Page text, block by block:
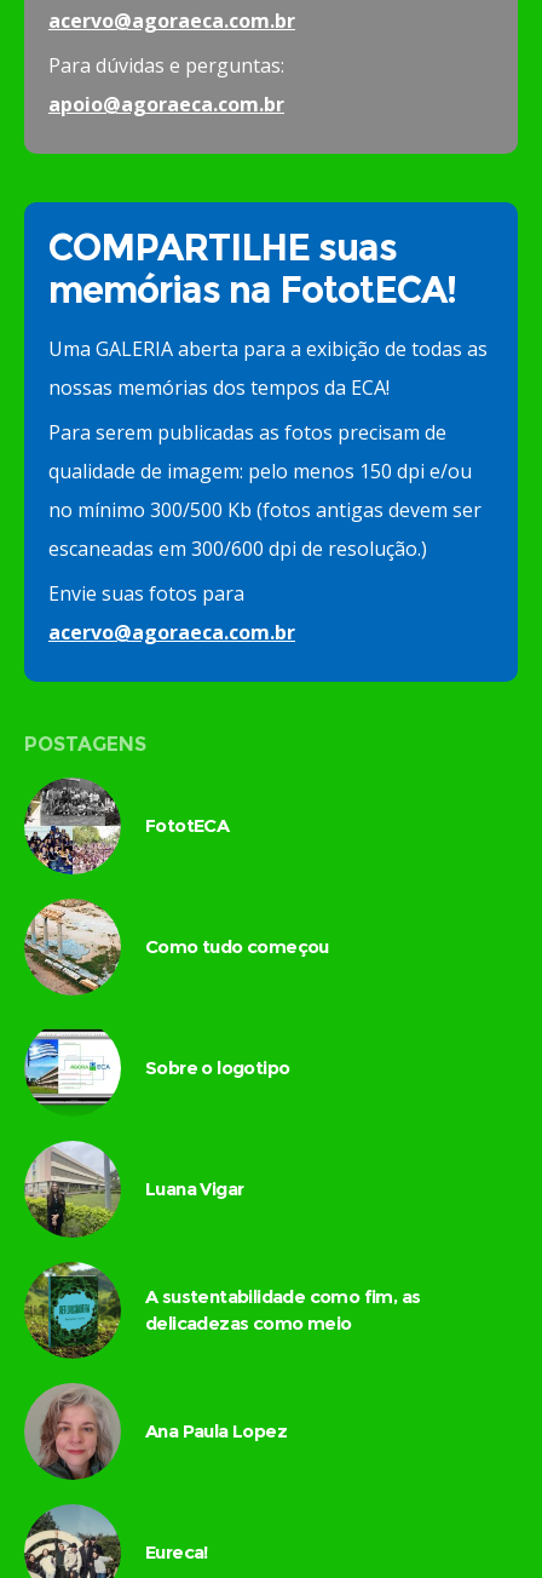
acervo@agoraeca.com.br
Para dúvidas e perguntas:
apoio@agoraeca.com.br
COMPARTILHE suas
memórias na FototECA!
Uma GALERIA aberta para a exibição de todas as
nossas memórias dos tempos da ECA!
Para serem publicadas as fotos precisam de
qualidade de imagem: pelo menos 150 dpi e/ou
no mínimo 300/500 Kb (fotos antigas devem ser
escaneadas em 300/600 dpi de resolução.)
Envie suas fotos para
acervo@agoraeca.com.br
POSTAGENS
FototECA
Como tudo começou
Sobre o logotipo
Luana Vigar
A sustentabilidade como fim, as
delicadezas como meio
Ana Paula Lopez
Eureca!